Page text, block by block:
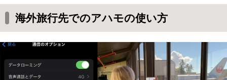
海外旅行先でのアハモの使い方